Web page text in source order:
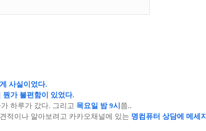
사실이었다.
가 불편함이 있었다.
하루가 갔다. 그리고 목요일 밤 9시 쯤..
적이나 알아보려고 카카오채널에 있는 명컴퓨터 상담에 메세지